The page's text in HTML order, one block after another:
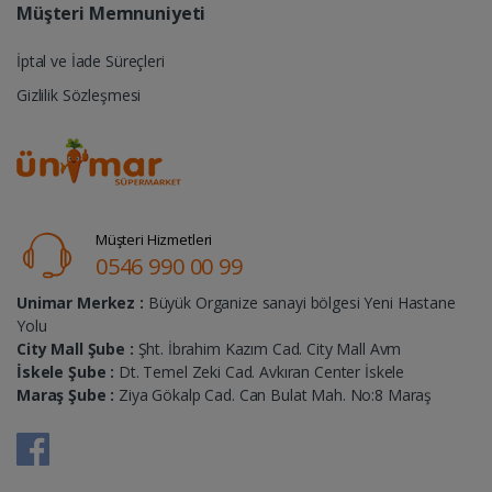
Müşteri Memnuniyeti
İptal ve İade Süreçleri
Gizlilik Sözleşmesi
Müşteri Hizmetleri
0546 990 00 99
Unimar Merkez : Büyük Organize sanayi bölgesi Yeni Hastane
Yolu
City Mall Şube : Şht. İbrahim Kazım Cad. City Mall Avm
İskele Şube : Dt. Temel Zeki Cad. Avkıran Center İskele
Maraş Şube : Ziya Gökalp Cad. Can Bulat Mah. No:8 Maraş